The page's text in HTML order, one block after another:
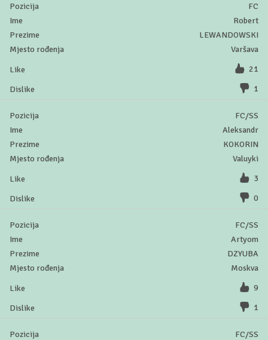
FC
Robert
LEWANDOWSKI
Varšava
21
1
FC/SS
Aleksandr
KOKORIN
Valuyki
3
0
FC/SS
Artyom
DZYUBA
Moskva
9
1
FC/SS